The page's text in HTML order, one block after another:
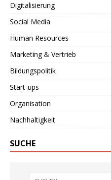
Digitalisierung
Social Media
Human Resources
Marketing & Vertrieb
Bildungspolitik
Start-ups
Organisation
Nachhaltigkeit
SUCHE